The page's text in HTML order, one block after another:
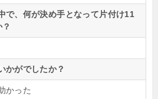
で、何が決め手となって片付け11
かがでしたか？
かった